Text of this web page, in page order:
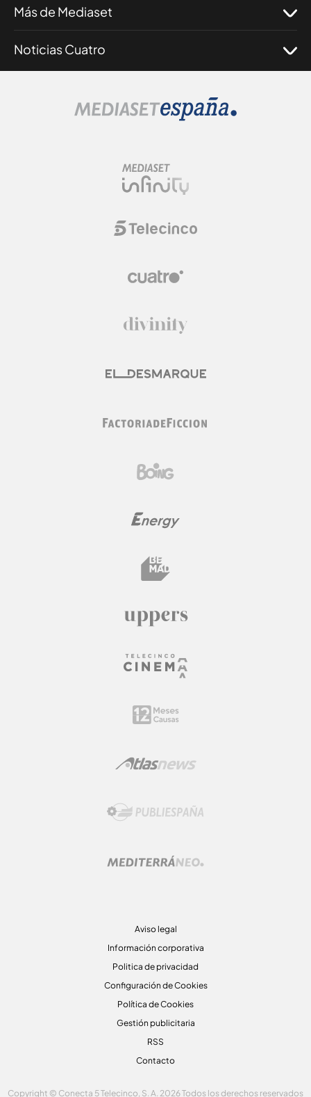
Más de Mediaset
Noticias Cuatro
Aviso legal
Información corporativa
Politica de privacidad
Configuración de Cookies
Política de Cookies
Gestión publicitaria
RSS
Contacto
Copyright © Conecta 5 Telecinco, S. A. 2026 Todos los derechos reservados